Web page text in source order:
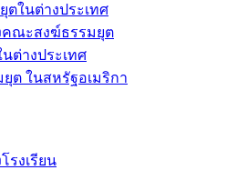
ในต่างประเทศ
คณะสงฆ์ธรรมยุต
ต่างประเทศ
ต ในสหรัฐอเมริกา
รงเรียน